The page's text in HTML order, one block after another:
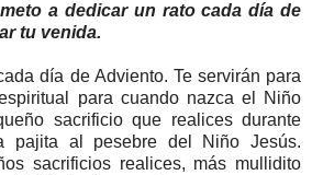
a dedicar un rato cada día de
tu venida.
día de Adviento. Te servirán para
para cuando nazca el Niño
sacrificio que realices durante
pajita al pesebre del Niño Jesús.
sacrificios realices, más mullidito